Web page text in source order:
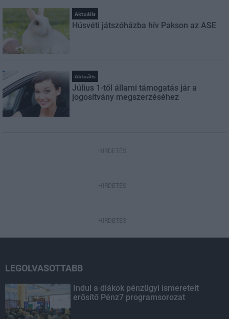
Aktuális
Húsvéti játszóházba hív Pakson az ASE
Aktuális
Július 1-től állami támogatás jár a
jogosítvány megszerzéséhez
HIRDETÉS
HIRDETÉS
HIRDETÉS
LEGOLVASOTTABB
Indul a diákok pénzügyi ismereteit
erősítő Pénz7 programsorozat